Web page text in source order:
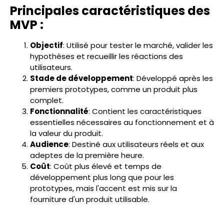
Principales caractéristiques des
MVP :
Objectif: Utilisé pour tester le marché, valider les
hypothèses et recueillir les réactions des
utilisateurs.
Stade de développement: Développé après les
premiers prototypes, comme un produit plus
complet.
Fonctionnalité: Contient les caractéristiques
essentielles nécessaires au fonctionnement et à
la valeur du produit.
Audience: Destiné aux utilisateurs réels et aux
adeptes de la première heure.
Coût: Coût plus élevé et temps de
développement plus long que pour les
prototypes, mais l'accent est mis sur la
fourniture d'un produit utilisable.